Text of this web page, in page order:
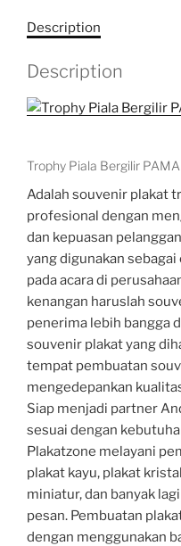
Description
Description
Trophy Piala Bergilir
Adalah souvenir plakat
profesional dengan
dan kepuasan
yang digunakan
pada acara di
kenangan haruslah
penerima lebih bangga
souvenir plakat yang
tempat pembuatan
mengedepankan
Siap menjadi partner
sesuai dengan
Plakatzone melayani
plakat kayu, plakat
miniatur, dan banyak
pesan. Pembuatan
dengan menggunakan